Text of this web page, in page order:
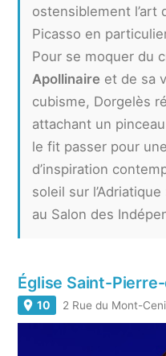
ostensiblement l’art
Picasso en
Pour se moquer du
Apollinaire et de sa
cubisme, Dorgelès
attachant un
le fit passer pour
d’inspiration
soleil sur
au Salon des
Église Saint-
10 2 Rue du Mont-